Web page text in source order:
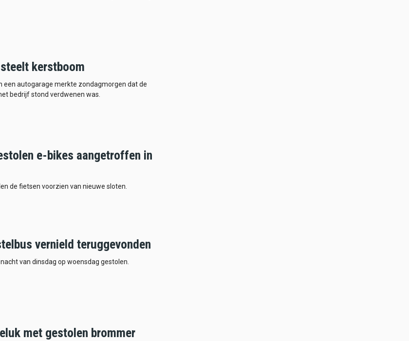
kerstboom
een autogarage merkte zondagmorgen dat de
bedrijf stond verdwenen was.
e-bikes aangetroffen in
de fietsen voorzien van nieuwe sloten.
vernield teruggevonden
van dinsdag op woensdag gestolen.
met gestolen brommer